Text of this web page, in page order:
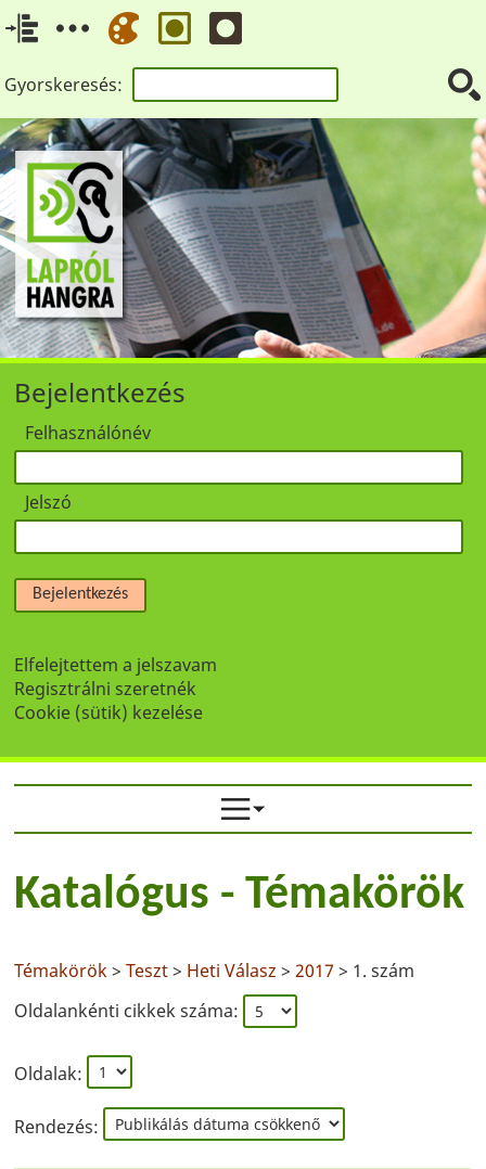
Gyorskeresés:
Bejelentkezés
Felhasználónév
Jelszó
Bejelentkezés
Elfelejtettem a jelszavam
Regisztrálni szeretnék
Cookie (sütik) kezelése
Katalógus - Témakörök
Témakörök>Teszt> Heti Válasz >2017 > 1. szám
Oldalankénti cikkek száma:
Oldalak:
Rendezés: